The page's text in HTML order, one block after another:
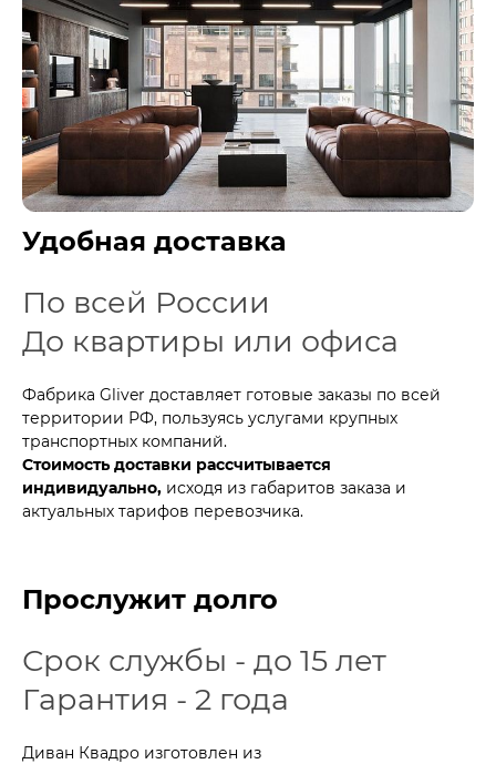
Удобная доставка
По всей России
До квартиры или офиса
Фабрика Gliver доставляет готовые заказы по всей
территории РФ, пользуясь услугами крупных
транспортных компаний.
Стоимость доставки рассчитывается
индивидуально, исходя из габаритов заказа и
актуальных тарифов перевозчика.
Прослужит долго
Срок службы - до 15 лет
Гарантия - 2 года
Диван Квадро изготовлен из